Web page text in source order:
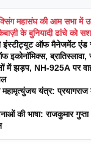
महासंघ की आम सभा में
के बुनियादी ढांचे को
इंस्टीट्यूट ऑफ मैनेजमेंट
इकोनॉमिक्स, ब्रातिस्लावा,
में प्रकाशन रणनीतियों
आयोजन किया
में झड़प, NH-925A पर
महामृत्युंजय यंत्र:
की भाषा: राजकुमार